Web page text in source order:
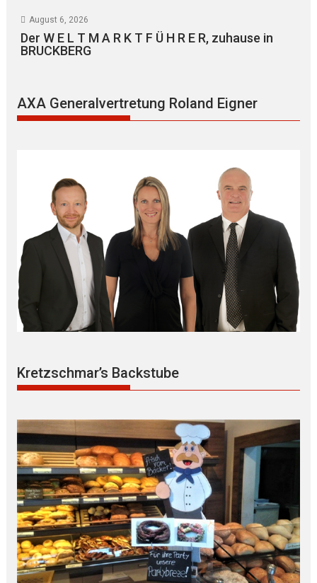
August 6, 2026
Der W E L T M A R K T F Ü H R E R, zuhause in
BRUCKBERG
AXA Generalvertretung Roland Eigner
Kretzschmar’s Backstube